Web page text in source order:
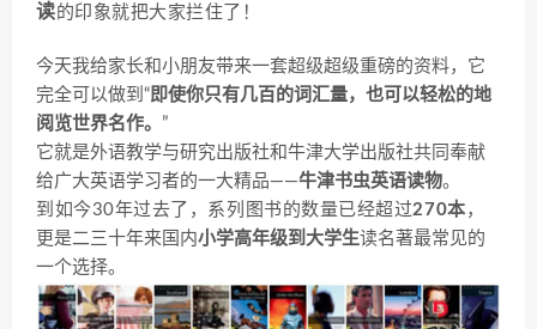
读 的印象就把大家拦住了！
今天我给家长和小朋友带来一套超级超级重磅的资料，它
完全可以做到“即使你只有几百的词汇量，也可以轻松的地
阅览世界名作。 ”
它就是外语教学与研究出版社和牛津大学出版社共同奉献
给广大英语学习者的一大精品——牛津书虫英语读物。
到如今30年过去了，系列图书的数量已经超过270本 ，
更是二三十年来国内小学高年级到大学生读名著最常见的
一个选择。